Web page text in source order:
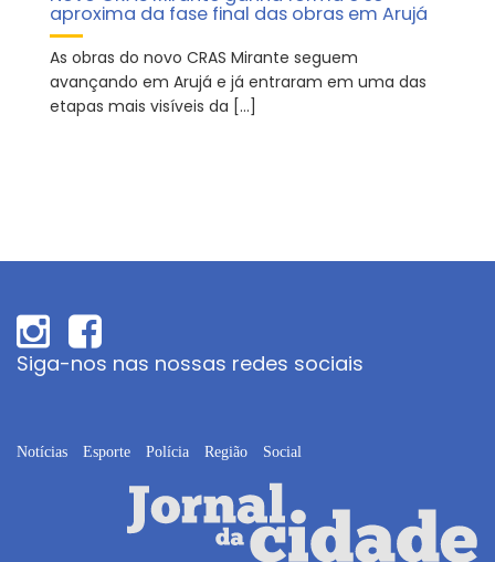
aproxima da fase final das obras em Arujá
As obras do novo CRAS Mirante seguem
avançando em Arujá e já entraram em uma das
etapas mais visíveis da […]
Siga-nos nas nossas redes sociais
Notícias Esporte Polícia Região Social